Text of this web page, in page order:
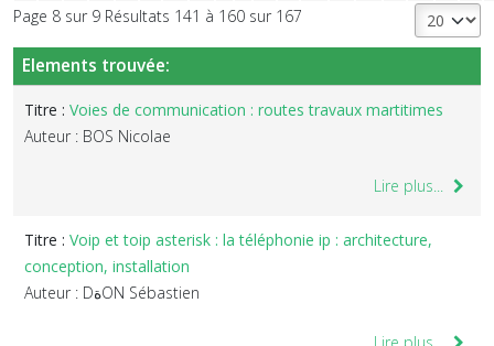
Page 8 sur 9 Résultats 141 à 160 sur 167
Elements trouvée:
Titre : Voies de communication : routes travaux martitimes
Auteur : BOS Nicolae
Lire plus...
Titre : Voip et toip asterisk : la téléphonie ip : architecture,
conception, installation
Auteur : DةON Sébastien